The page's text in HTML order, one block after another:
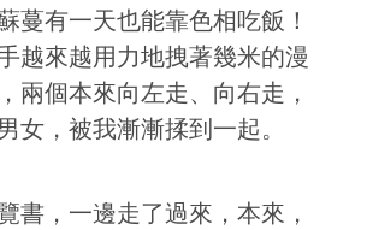
蔓有一天也能靠色相吃飯！
越來越用力地拽著幾米的漫
兩個本來向左走、向右走，
女，被我漸漸揉到一起。
書，一邊走了過來，本來，